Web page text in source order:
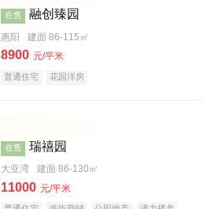
在售 融创臻园
惠阳 建面 86-115㎡
8900 元/平米
普通住宅 花园洋房
在售 瑞禧园
大亚湾 建面 86-130㎡
11000 元/平米